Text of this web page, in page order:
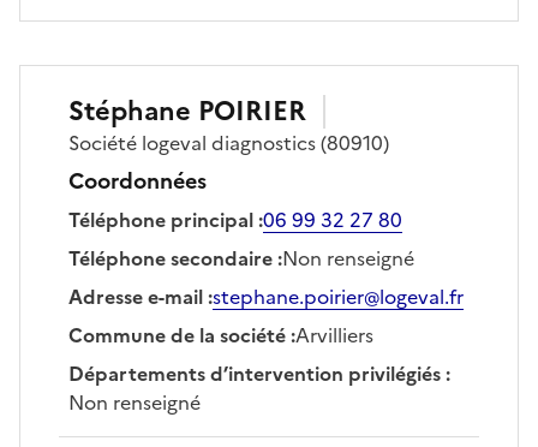
Stéphane POIRIER
Société logeval diagnostics(80910)
Coordonnées
Téléphone principal:06 99 32 27 80
Téléphone secondaire:Non renseigné
Adresse e-mail:stephane.poirier@logeval.fr
Commune de la société:Arvilliers
Départements d’intervention privilégiés:
Non renseigné